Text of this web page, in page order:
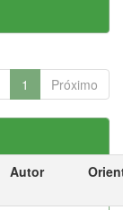
1 Próximo
Autor